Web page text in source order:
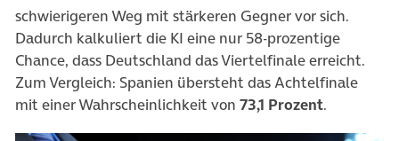
schwierigeren Weg mit stärkeren Gegner vor sich.
Dadurch kalkuliert die KI eine nur 58-prozentige
Chance, dass Deutschland das Viertelfinale erreicht.
Zum Vergleich: Spanien übersteht das Achtelfinale
mit einer Wahrscheinlichkeit von 73,1 Prozent.